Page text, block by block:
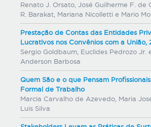
Renato J. Orsato, José Guilherme F. de
R. Barakat, Mariana Nicolletti e Mario
Prestação de Contas das Entidades
Lucrativos nos Convênios com a União,
Sergio Goldbaum, Euclides Pedrozo Jr.
Anderson Barbosa
Quem São e o que Pensam
Formal de Trabalho
Marcia Carvalho de Azevedo, Maria
Luis Silva